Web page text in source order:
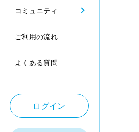
コミュニティ
ご利用の流れ
よくある質問
ログイン